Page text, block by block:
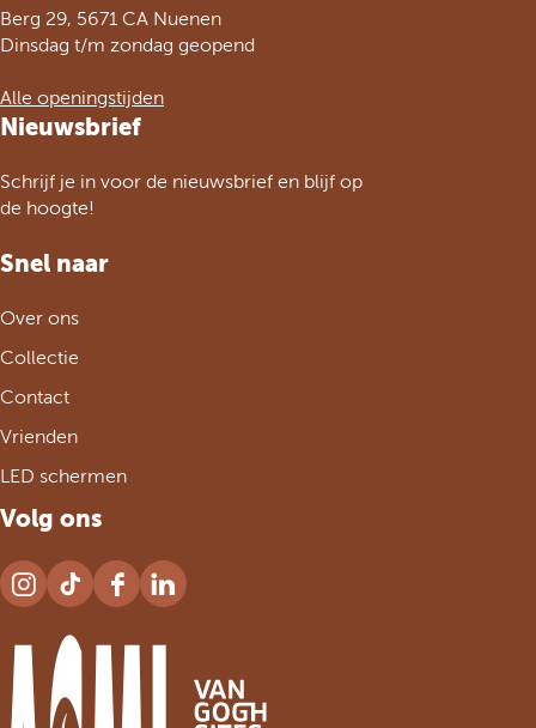
n
a
r
d
h
o
e
p
g
e
Berg 29, 5671 CA Nuenen
Dinsdag t/m zondag geopend
Alle openingstijden
Nieuwsbrief
Schrijf je in voor de nieuwsbrief en blijf op
de hoogte!
Snel naar
Over ons
Collectie
Contact
Vrienden
LED schermen
Volg ons
I
s
T
k
o
F
c
e
b
L
n